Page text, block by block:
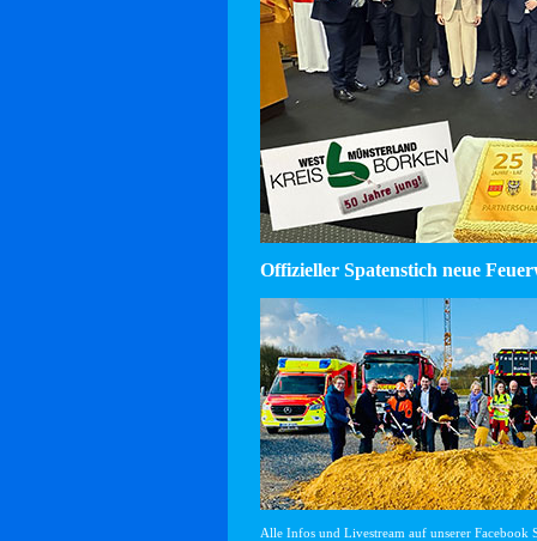
Offizieller Spatenstich neue
Alle Infos und Livestream auf unserer Facebook